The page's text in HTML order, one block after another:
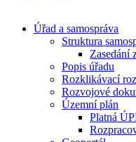
Úřad a samospráva
Struktura
Zasedání
Popis úřadu
Rozklikávací
Rozvojové
Územní plán
Platná